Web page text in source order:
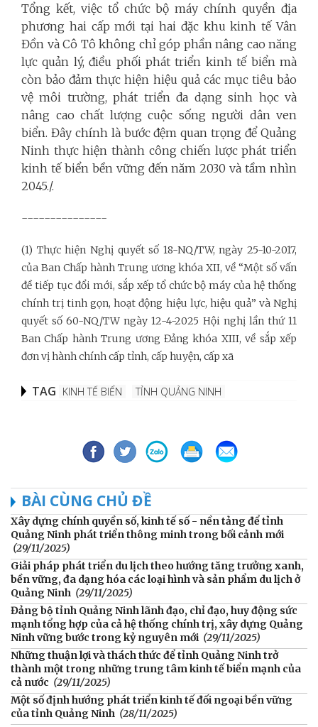
Tổng kết, việc tổ chức bộ máy chính quyền địa
phương hai cấp mới tại hai đặc khu kinh tế Vân
Đồn và Cô Tô không chỉ góp phần nâng cao năng
lực quản lý, điều phối phát triển kinh tế biển mà
còn bảo đảm thực hiện hiệu quả các mục tiêu bảo
vệ môi trường, phát triển đa dạng sinh học và
nâng cao chất lượng cuộc sống người dân ven
biển. Đây chính là bước đệm quan trọng để Quảng
Ninh thực hiện thành công chiến lược phát triển
kinh tế biển bền vững đến năm 2030 và tầm nhìn
2045./.
---------------
(1) Thực hiện Nghị quyết số 18-NQ/TW, ngày 25-10-2017,
của Ban Chấp hành Trung ương khóa XII, về “Một số vấn
đề tiếp tục đổi mới, sắp xếp tổ chức bộ máy của hệ thống
chính trị tinh gọn, hoạt động hiệu lực, hiệu quả” và Nghị
quyết số 60-NQ/TW ngày 12-4-2025 Hội nghị lần thứ 11
Ban Chấp hành Trung ương Đảng khóa XIII, về sắp xếp
đơn vị hành chính cấp tỉnh, cấp huyện, cấp xã
TAG KINH TẾ BIỂN TỈNH QUẢNG NINH
BÀI CÙNG CHỦ ĐỀ
Xây dựng chính quyền số, kinh tế số - nền tảng để tỉnh
Quảng Ninh phát triển thông minh trong bối cảnh mới
(29/11/2025)
Giải pháp phát triển du lịch theo hướng tăng trưởng xanh,
bền vững, đa dạng hóa các loại hình và sản phẩm du lịch ở
Quảng Ninh (29/11/2025)
Đảng bộ tỉnh Quảng Ninh lãnh đạo, chỉ đạo, huy động sức
mạnh tổng hợp của cả hệ thống chính trị, xây dựng Quảng
Ninh vững bước trong kỷ nguyên mới (29/11/2025)
Những thuận lợi và thách thức để tỉnh Quảng Ninh trở
thành một trong những trung tâm kinh tế biển mạnh của
cả nước (29/11/2025)
Một số định hướng phát triển kinh tế đối ngoại bền vững
của tỉnh Quảng Ninh (28/11/2025)